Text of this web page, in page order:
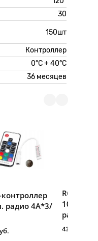
30
150шт
Контроллер
0°С + 40°С
36 месяцев
контроллер
радио 4A*3/
RGB-
10
радио
432 руб.